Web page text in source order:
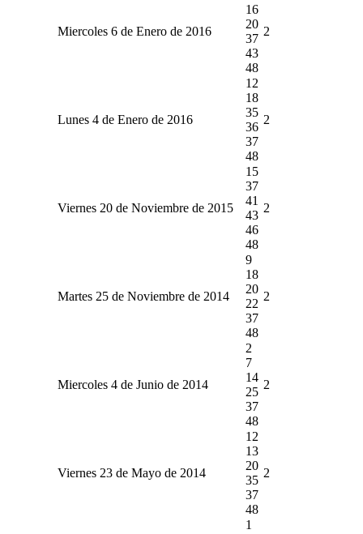
Miercoles 6 de Enero de 2016
16
20
37
43
48
2
Lunes 4 de Enero de 2016
12
18
35
36
37
48
2
Viernes 20 de Noviembre de 2015
15
37
41
43
46
48
2
Martes 25 de Noviembre de 2014
9
18
20
22
37
48
2
Miercoles 4 de Junio de 2014
2
7
14
25
37
48
2
Viernes 23 de Mayo de 2014
12
13
20
35
37
48
2
1